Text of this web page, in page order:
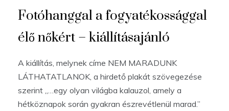
Fotóhanggal a fogyatékossággal
élő nőkért – kiállításajánló
A kiállítás, melynek címe NEM MARADUNK
LÁTHATATLANOK, a hirdető plakát szövegezése
szerint „…egy olyan világba kalauzol, amely a
hétköznapok során gyakran észrevétlenül marad.”